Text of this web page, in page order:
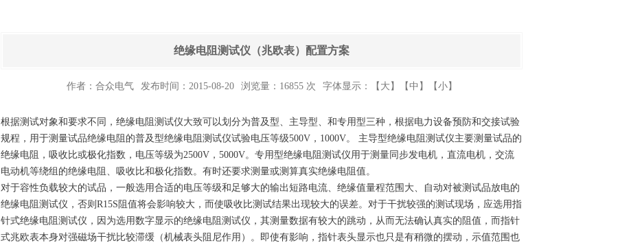
绝缘电阻测试仪（兆欧表）配置方案
作者：合众电气 发布时间：2015-08-20 浏览量：16855 次 字体显示： 【大】 【中】 【小】
根据测试对象和要求不同，绝缘电阻测试仪大致可以划分为普及型、主导型、和专用型三种，根据电力设备预防和交接试验
规程，用于测量试品绝缘电阻的普及型绝缘电阻测试仪试验电压等级500V，1000V。 主导型绝缘电阻测试仪主要测量试品的
绝缘电阻，吸收比或极化指数，电压等级为2500V，5000V。专用型绝缘电阻测试仪用于测量同步发电机，直流电机，交流
电动机等绕组的绝缘电阻、吸收比和极化指数。有时还要求测量或测算真实绝缘电阻值。
对于容性负载较大的试品，一般选用合适的电压等级和足够大的输出短路电流、绝缘值量程范围大、自动对被测试品放电的
绝缘电阻测试仪，否则R15S阻值将会影响较大，而使吸收比测试结果出现较大的误差。对于干扰较强的测试现场，应选用指
针式绝缘电阻测试仪，因为选用数字显示的绝缘电阻测试仪，其测量数据有较大的跳动，从而无法确认真实的阻值，而指针
式兆欧表本身对强磁场干扰比较滞缓（机械表头阻尼作用）。即使有影响，指针表头显示也只是有稍微的摆动，示值范围也